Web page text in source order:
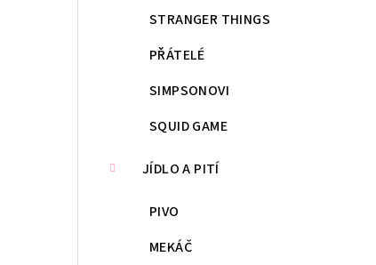
STRANGER THINGS
PŘÁTELÉ
SIMPSONOVI
SQUID GAME
JÍDLO A PITÍ
PIVO
MEKÁČ